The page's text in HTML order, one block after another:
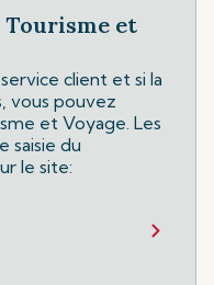
Tourisme et
client et si la
vous pouvez
et Voyage. Les
saisie du
le site: